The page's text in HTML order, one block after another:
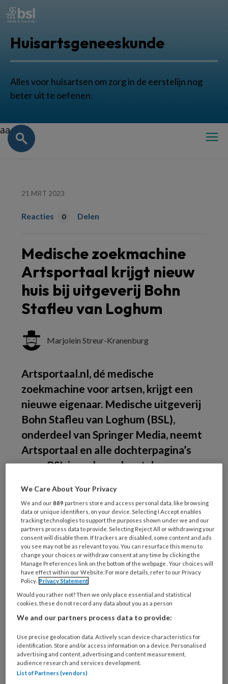
Huisartsgeneeskunde
Alles voor huisartsen om zorg in de eerstelijn nog
beter uit te oefenen.
aa
21 MRT 2023
Reacties 0 Delen
Medische zoekmachine
Artsportaal krijgt nieuw
huis bij uitgeverij Bohn
Stafleu van Loghum
Marjolein Streur-Kranenburg
Artsportaal.nl, dé medische
zoekmachine voor artsen, krijgt een
nieuwe eigenaar. Medische uitgeverij
Bohn Stafleu van Loghum (BSL),
onderdeel van Springer Media, neemt
Artsportaal en alle dochterpagina’s
over. BSL is verheugd met deze
goede aanvulling op haar bestaande
aanbod van digitale (leer)oplossingen,
platformen, tools, boeken,
tijdschriften en congressen voor
professionals in de gezondheidszorg.
We Care About Your Privacy
We and our889 partners store and access personal data, like browsing
data or unique identifiers, on your device. Selecting I Accept enables
tracking technologies to support the purposes shown under we and our
partners process data to provide. Selecting Reject All or withdrawing your
consent will disable them. If trackers are disabled, some content and ads
you see may not be as relevant to you. You can resurface this menu to
change your choices or withdraw consent at any time by clicking the
Manage Preferences link on the bottom of the webpage . Your choices will
have effect within our Website. For more details, refer to our Privacy
Policy. Privacy Statement
Would you rather not? Then we only place essential and statistical
cookies, these do not record any data about you as a person
We and our partners process data to provide:
Use precise geolocation data. Actively scan device characteristics for
identification. Store and/or access information on a device. Personalised
advertising and content, advertising and content measurement,
audience research and services development.
List of Partners (vendors)